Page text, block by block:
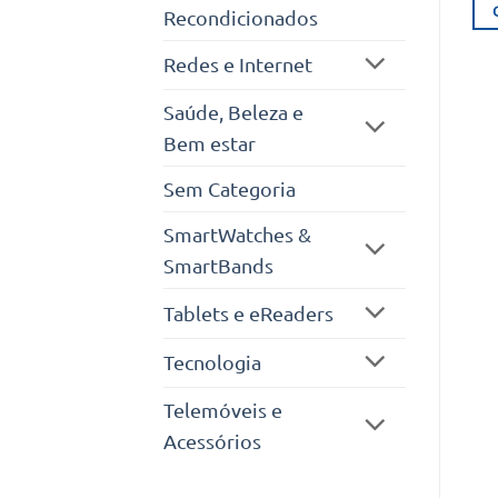
Recondicionados
Redes e Internet
Saúde, Beleza e
Bem estar
Sem Categoria
SmartWatches &
SmartBands
Tablets e eReaders
Tecnologia
Telemóveis e
Acessórios